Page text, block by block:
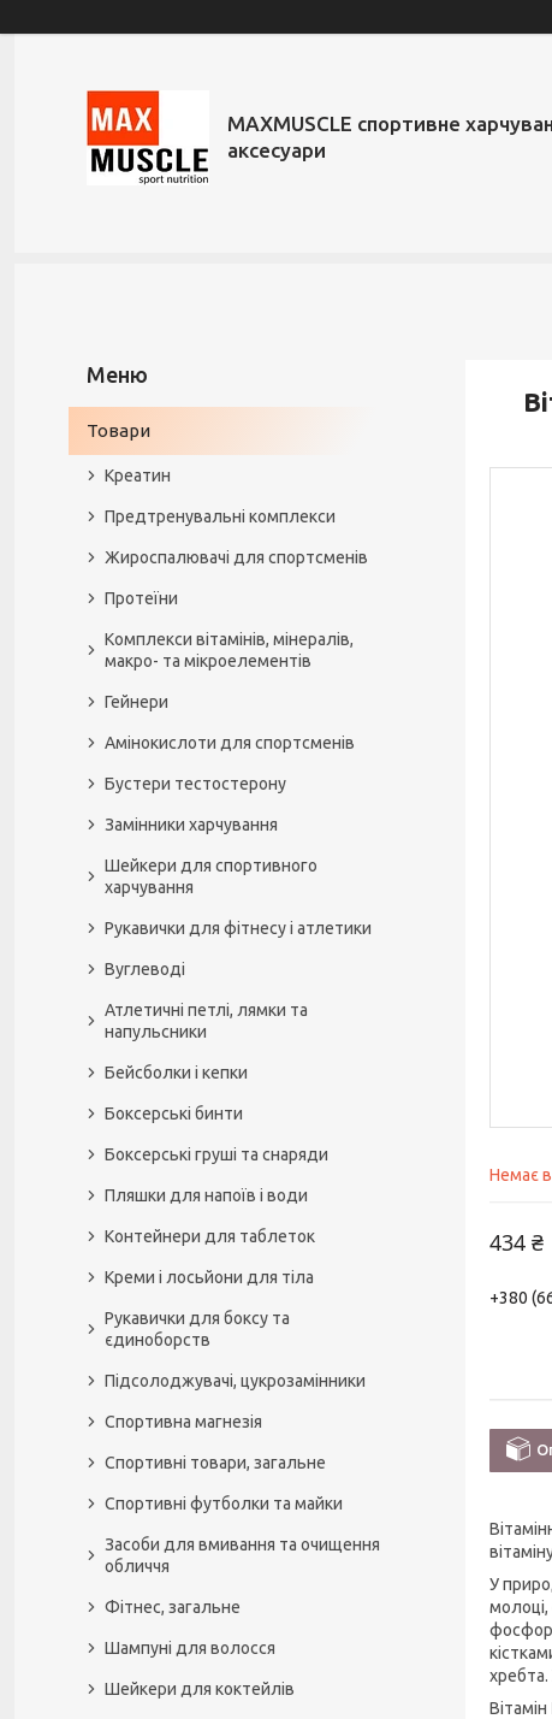
MAXMUSCLE спортивне
аксесуари
Немає в
434 ₴
+380
У
хребта.
Вітамін
Товари
Креатин
Предтренувальні комплекси
Жироспалювачі для спортсменів
Протеїни
Комплекси вітамінів, мінералів,
макро- та мікроелементів
Гейнери
Амінокислоти для спортсменів
Бустери тестостерону
Замінники харчування
Шейкери для спортивного
харчування
Рукавички для фітнесу і атлетики
Вуглеводі
Атлетичні петлі, лямки та
напульсники
Бейсболки і кепки
Боксерські бинти
Боксерські груші та снаряди
Пляшки для напоїв і води
Контейнери для таблеток
Креми і лосьйони для тіла
Рукавички для боксу та
єдиноборств
Підсолоджувачі, цукрозамінники
Спортивна магнезія
Спортивні товари, загальне
Спортивні футболки та майки
Засоби для вмивання та очищення
обличчя
Фітнес, загальне
Шампуні для волосся
Шейкери для коктейлів